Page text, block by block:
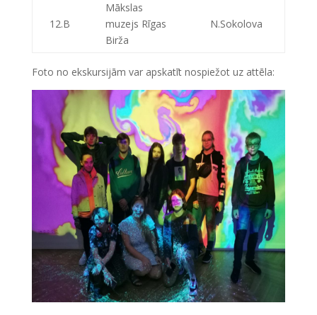
12.B
Mākslas
muzejs Rīgas
Birža
N.Sokolova
Foto no ekskursijām var apskatīt nospiežot uz attēla: